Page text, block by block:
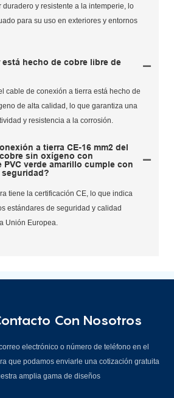
duradero y resistente a la intemperie, lo
para su uso en exteriores y entornos
hecho de cobre libre de
cable de conexión a tierra está hecho de
de alta calidad, lo que garantiza una
y resistencia a la corrosión.
a tierra CE-16 mm2 del
sin oxígeno con
PVC verde amarillo cumple con
seguridad?
tiene la certificación CE, lo que indica
estándares de seguridad y calidad
Unión Europea.
Con Nosotros
electrónico o número de teléfono en el
que podamos enviarle una cotización gratuita
amplia gama de diseños